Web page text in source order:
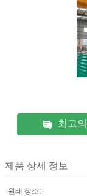
최고
제품 상세 정보
원래 장소: